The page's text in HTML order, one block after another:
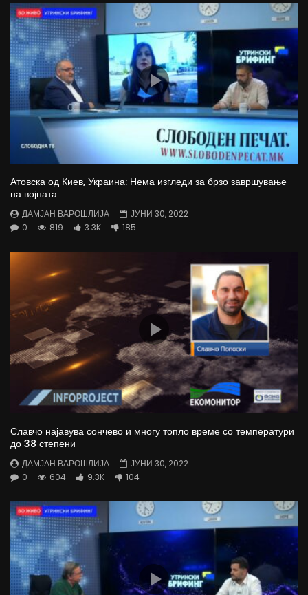
Атовска од Киев, Украина: Нема изгледи за брзо завршување
на војната
ДАМЈАН ВАРОШЛИЈА
ЈУНИ 30, 2022
0
819 3.3K 185
Славчо најавува сончево и многу топло време со температури
до 38 степени
ДАМЈАН ВАРОШЛИЈА
ЈУНИ 30, 2022
0
604 9.3K 104